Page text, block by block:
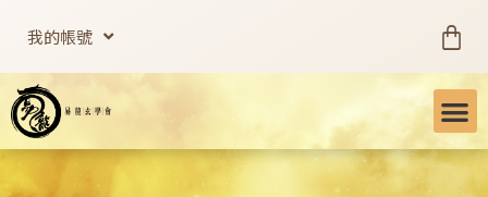
我的帳號